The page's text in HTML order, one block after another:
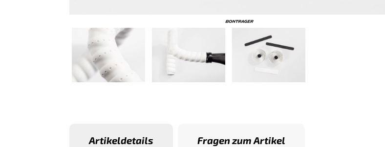
Artikeldetails Fragen zum Artikel